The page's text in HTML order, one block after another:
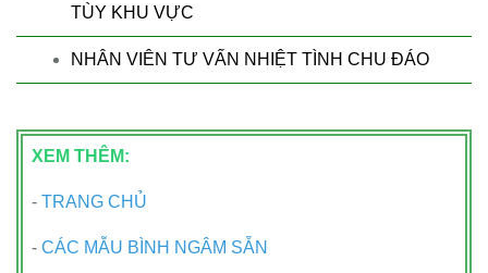
TÙY KHU VỰC
NHÂN VIÊN TƯ VẤN NHIỆT TÌNH CHU ĐÁO
XEM THÊM:
- TRANG CHỦ
- CÁC MẪU BÌNH NGÂM SẴN